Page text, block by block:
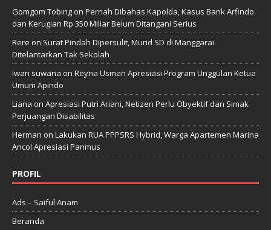
Gomgom Tobing on Pernah Dibahas Kapolda, Kasus Bank Arfindo
dan Kerugian Rp 350 Miliar Belum Ditangani Serius
Rere on Surat Pindah Dipersulit, Murid SD di Manggarai
Ditelantarkan Tak Sekolah
iwan suwana on Reyna Usman Apresiasi Program Unggulan Ketua
Umum Apindo
Liana on Apresiasi Putri Ariani, Netizen Perlu Obyektif dan Simak
Perjuangan Disabilitas
Herman on Lakukan RUA PPPSRS Hybrid, Warga Apartemen Marina
Ancol Apresiasi Panmus
PROFIL
Ads – Saiful Anam
Beranda